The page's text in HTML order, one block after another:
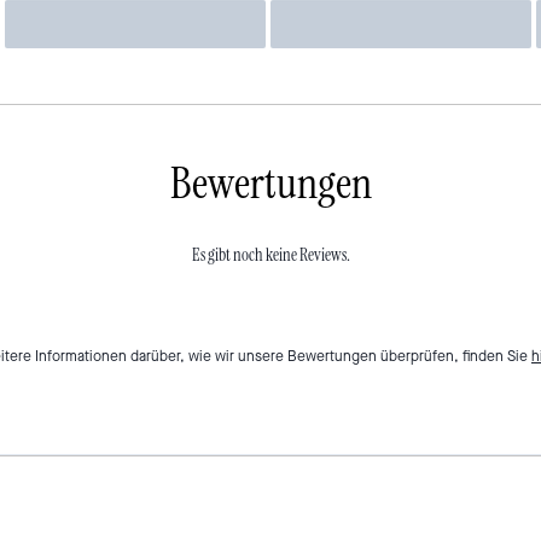
Bewertungen
Es gibt noch keine Reviews.
Informationen darüber, wie wir unsere Bewertungen überprüfen, finden Sie